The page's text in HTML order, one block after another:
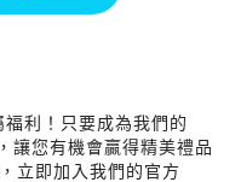
利！只要成為我們的
讓您有機會贏得精美禮品
立即加入我們的官方